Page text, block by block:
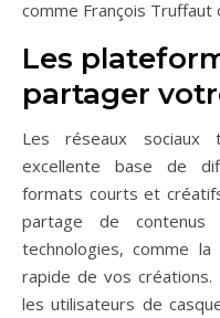
comme François Truffaut
Les
partager
Les réseaux sociaux
excellente base de
formats courts et
partage de contenus
technologies, comme
rapide de vos créations.
les utilisateurs de